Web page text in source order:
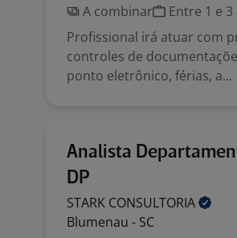
A combinar
Entre 1 e 3
Profissional irá atuar com
controles de
ponto eletrônico, férias, a...
Analista
DP
STARK CONSULTORIA
Blumenau - SC